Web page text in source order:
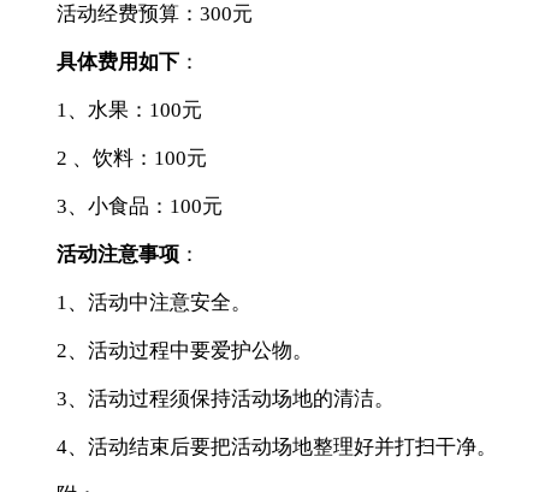
活动经费预算：300元
具体费用如下 ：
1、水果：100元
2 、饮料：100元
3、小食品：100元
活动注意事项 ：
1、活动中注意安全。
2、活动过程中要爱护公物。
3、活动过程须保持活动场地的清洁。
4、活动结束后要把活动场地整理好并打扫干净。